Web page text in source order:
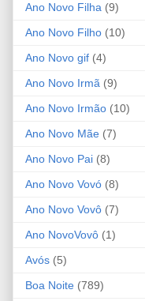
Ano Novo Filha (9)
Ano Novo Filho (10)
Ano Novo gif (4)
Ano Novo Irmã (9)
Ano Novo Irmão (10)
Ano Novo Mãe (7)
Ano Novo Pai (8)
Ano Novo Vovó (8)
Ano Novo Vovô (7)
Ano NovoVovô (1)
Avós (5)
Boa Noite (789)